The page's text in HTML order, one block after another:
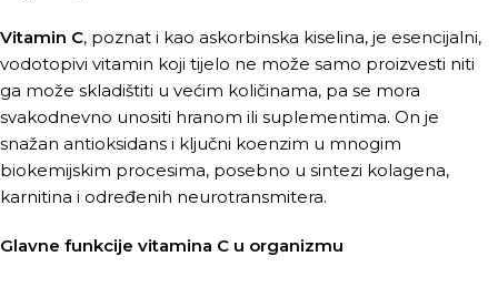
Vitamin C, poznat i kao askorbinska kiselina, je esencijalni,
vodotopivi vitamin koji tijelo ne može samo proizvesti niti
ga može skladištiti u većim količinama, pa se mora
svakodnevno unositi hranom ili suplementima. On je
snažan antioksidans i ključni koenzim u mnogim
biokemijskim procesima, posebno u sintezi kolagena,
karnitina i određenih neurotransmitera.
Glavne funkcije vitamina C u organizmu